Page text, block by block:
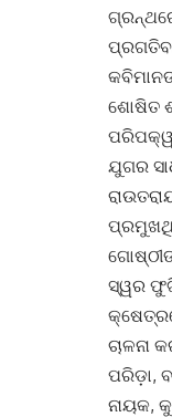
ଶୋଷିତ
ପରିପକ୍ୱ
ଯୁଗର
ସ୍ୱର
ଚାଳନା
ପରିଡ଼ା,
ନାୟକ,